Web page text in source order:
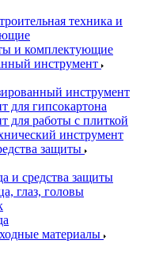
техника и
и комплектующие
инструмент
инструмент
для гипсокартона
для работы с плиткой
инструмент
защиты
и средства защиты
глаз, головы
материалы